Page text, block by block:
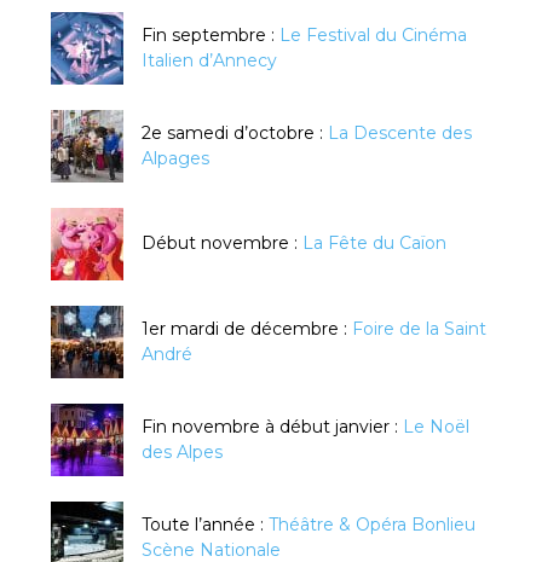
Fin septembre : Le Festival du Cinéma
Italien d’Annecy
2e samedi d’octobre : La Descente des
Alpages
Début novembre : La Fête du Caïon
1er mardi de décembre : Foire de la Saint
André
Fin novembre à début janvier : Le Noël
des Alpes
Toute l’année : Théâtre & Opéra Bonlieu
Scène Nationale